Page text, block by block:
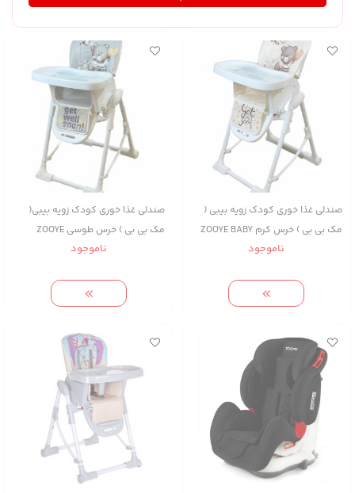
صندلی غذا خوری کودک زویه بیبی (
مک بی بی ) خرس کرم ZOOYE BABY
ناموجود
صندلی غذا خوری کودک زویه بیبی(
مک بی بی ) خرس طوسی ZOOYE
ناموجود